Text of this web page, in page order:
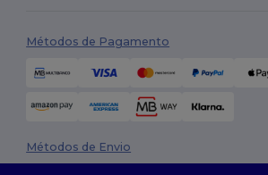
Métodos de Pagamento
Métodos de Envio